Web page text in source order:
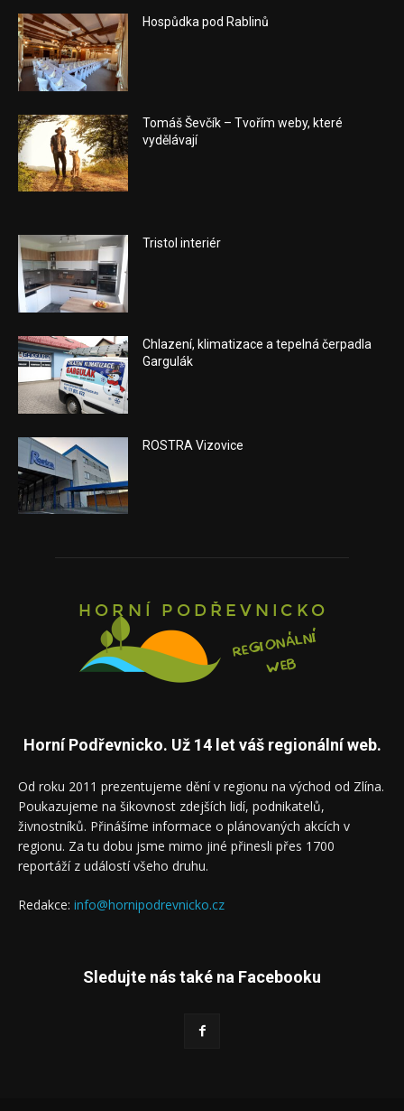
Hospůdka pod Rablinů
Tomáš Ševčík – Tvořím weby, které
vydělávají
Tristol interiér
Chlazení, klimatizace a tepelná čerpadla
Gargulák
ROSTRA Vizovice
Horní Podřevnicko. Už 14 let váš regionální web.
Od roku 2011 prezentujeme dění v regionu na východ od Zlína.
Poukazujeme na šikovnost zdejších lidí, podnikatelů,
živnostníků. Přinášíme informace o plánovaných akcích v
regionu. Za tu dobu jsme mimo jiné přinesli přes 1700
reportáží z událostí všeho druhu.
Redakce: info@hornipodrevnicko.cz
Sledujte nás také na Facebooku